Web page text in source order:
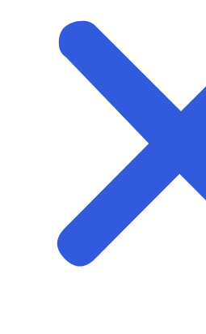
Start prosjektet ditt med oss
Klar til å gjøre ideen din om til